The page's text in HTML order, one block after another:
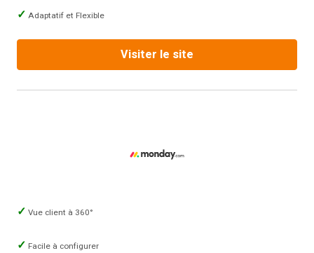
Adaptatif et Flexible
Visiter le site
Vue client à 360°
Facile à configurer